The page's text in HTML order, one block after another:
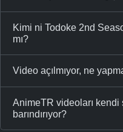
Kimi ni Todoke 2nd
mı?
Video açılmıyor, ne
AnimeTR videoları kendi
barındırıyor?